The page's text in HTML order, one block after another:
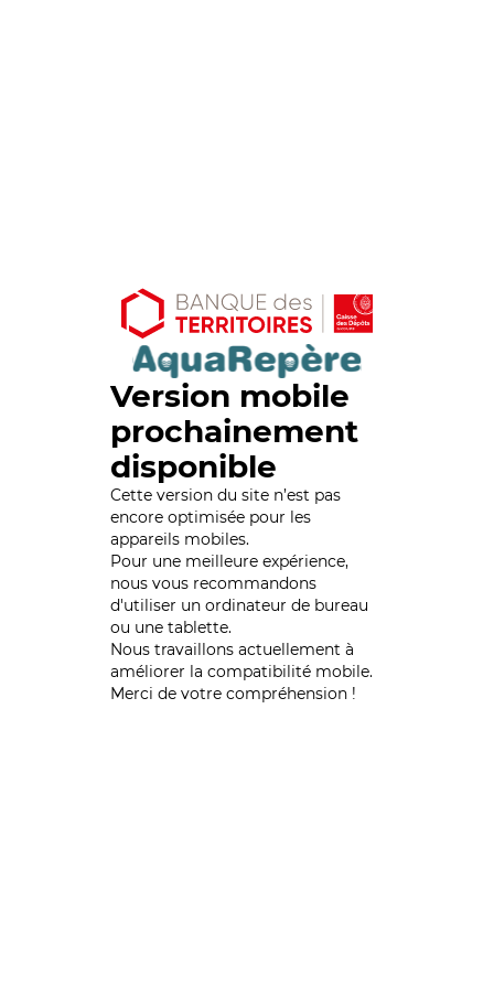
Version mobile
prochainement
disponible
Cette version du site n’est pas
encore optimisée pour les
appareils mobiles.
Pour une meilleure expérience,
nous vous recommandons
d'utiliser un ordinateur de bureau
ou une tablette.
Nous travaillons actuellement à
améliorer la compatibilité mobile.
Merci de votre compréhension !